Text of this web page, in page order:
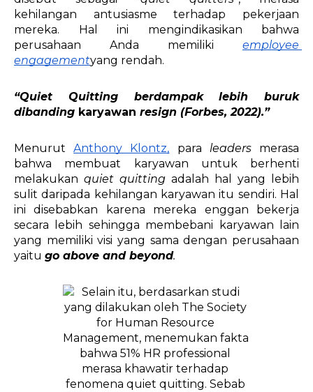
kehilangan antusiasme terhadap pekerjaan
mereka. Hal ini mengindikasikan bahwa
perusahaan Anda memiliki employee
engagementyang rendah.
“Quiet Quitting berdampak lebih buruk
dibanding karyawan resign (Forbes, 2022).”
Menurut Anthony Klontz, para leaders merasa
bahwa membuat karyawan untuk berhenti
melakukan quiet quitting adalah hal yang lebih
sulit daripada kehilangan karyawan itu sendiri. Hal
ini disebabkan karena mereka enggan bekerja
secara lebih sehingga membebani karyawan lain
yang memiliki visi yang sama dengan perusahaan
yaitu go above and beyond.